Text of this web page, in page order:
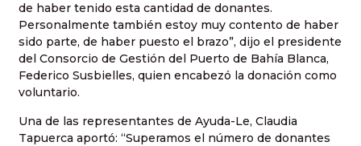
de haber tenido esta cantidad de donantes.
Personalmente también estoy muy contento de haber
sido parte, de haber puesto el brazo”, dijo el presidente
del Consorcio de Gestión del Puerto de Bahía Blanca,
Federico Susbielles, quien encabezó la donación como
voluntario.
Una de las representantes de Ayuda-Le, Claudia
Tapuerca aportó: “Superamos el número de donantes